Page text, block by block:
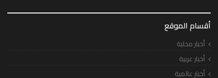
أقسام الموقع
أخبار محلية
أخبار عربية
أخبار عالمية